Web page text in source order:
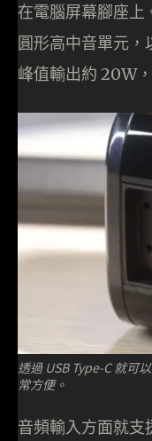
在電腦屏幕腳座上
圓形高中音單元，
峰值輸出約 20W
透過 USB Type-C 就可
常方便。
音頻輸入方面就支